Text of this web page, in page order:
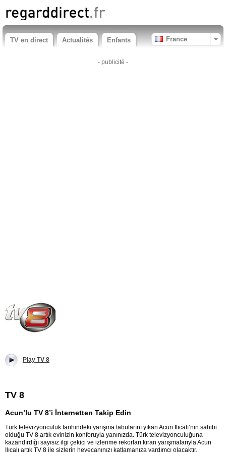
TV en direct Actualités Enfants France
- publicité -
Play TV 8
TV 8
Acun’lu TV 8’i İnternetten Takip Edin
Türk televizyonculuk tarihindeki yarışma tabularını yıkan Acun Ilıcalı’nın sahibi
olduğu TV 8 artık evinizin konforuyla yanınızda. Türk televizyonculuğuna
kazandırdığı sayısız ilgi çekici ve izlenme rekorları kıran yarışmalarıyla Acun
Ilıcalı artık TV 8 ile sizlerin heyecanınızı katlamanıza yardımcı olacaktır.